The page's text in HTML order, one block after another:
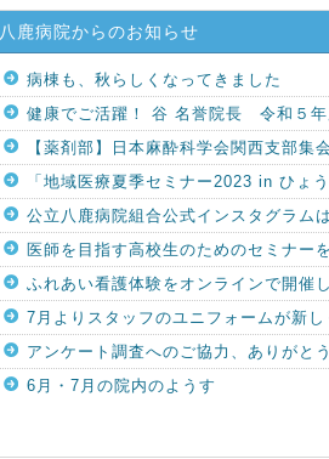
八鹿病院からのお知らせ
病棟も、秋らしくなってきました
健康でご活躍！ 谷 名誉院長 令和５
【薬剤部】日本麻酔科学会関西支部集
「地域医療夏季セミナー2023 in ひょ
公立八鹿病院組合公式インスタグラム
医師を目指す高校生のためのセミナー
ふれあい看護体験をオンラインで開催
7月よりスタッフのユニフォームが新し
アンケート調査へのご協力、ありがと
6月・7月の院内のようす